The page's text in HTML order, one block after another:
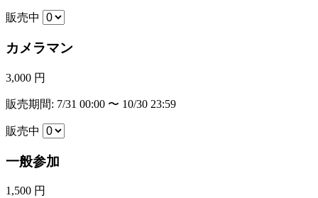
販売中
カメラマン
3,000 円
販売期間: 7/31 00:00 〜 10/30 23:59
販売中
一般参加
1,500 円